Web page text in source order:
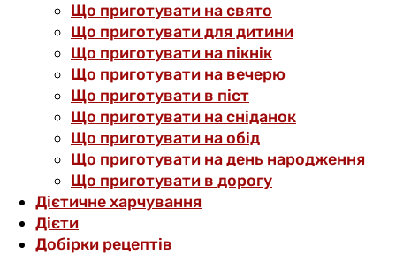
Що приготувати на свято
Що приготувати для дитини
Що приготувати на пікнік
Що приготувати на вечерю
Що приготувати в піст
Що приготувати на сніданок
Що приготувати на обід
Що приготувати на день народження
Що приготувати в дорогу
Дієтичне харчування
Дієти
Добірки рецептів